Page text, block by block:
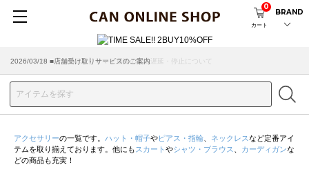
カート
0
BRAND
2026/07/29 ■【お知らせ】ヤマト運輸の配送遅延・停止について
2026/03/18 ■店舗受け取りサービスのご案内
アクセサリーの一覧です。 ハット・帽子やピアス・指輪 ネックレスなど定番アイ
テムを取り揃えております。他にも スカート やシャツ・ブラウス カーディガンな
どの商品も充実！